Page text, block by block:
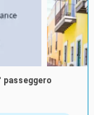
passeggero